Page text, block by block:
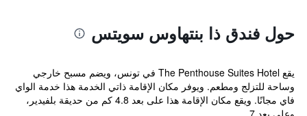
حول فندق ذا بنتهاوس سويتس
يقع The Penthouse Suites Hotel في تونس، ويضم مسبح خارجي
وساحة للتزلج ومطعم. ويوفر مكان الإقامة ذاتي الخدمة هذا خدمة الواي
فاي مجانًا. ويقع مكان الإقامة هذا على بعد 4.8 كم من حديقة بلفيدير،
وعلى بعد 7....